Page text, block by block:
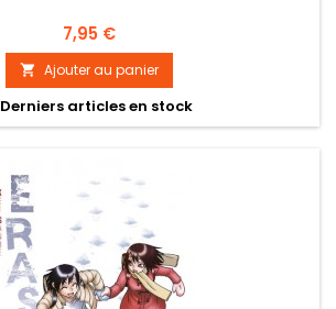
Prix
7,95 €
 Ajouter au panier
Derniers articles en stock